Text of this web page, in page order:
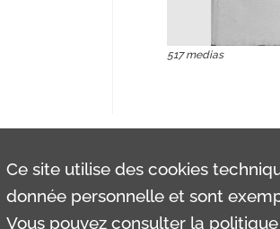
517 medias
Ce site utilise des cookies
donnée personnelle et sont
Vous pouvez consulter la